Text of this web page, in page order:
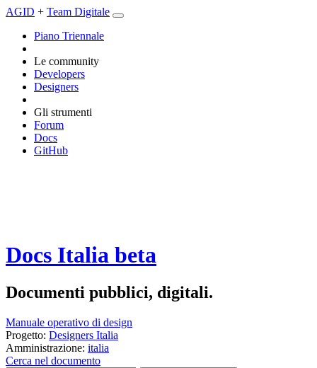
AGID + Team Digitale
Piano Triennale
Le community
Developers
Designers
Gli strumenti
Forum
Docs
GitHub
Docs Italia beta
Documenti pubblici, digitali.
Manuale operativo di design
Progetto: Designers Italia
Amministrazione: italia
Cerca nel documento